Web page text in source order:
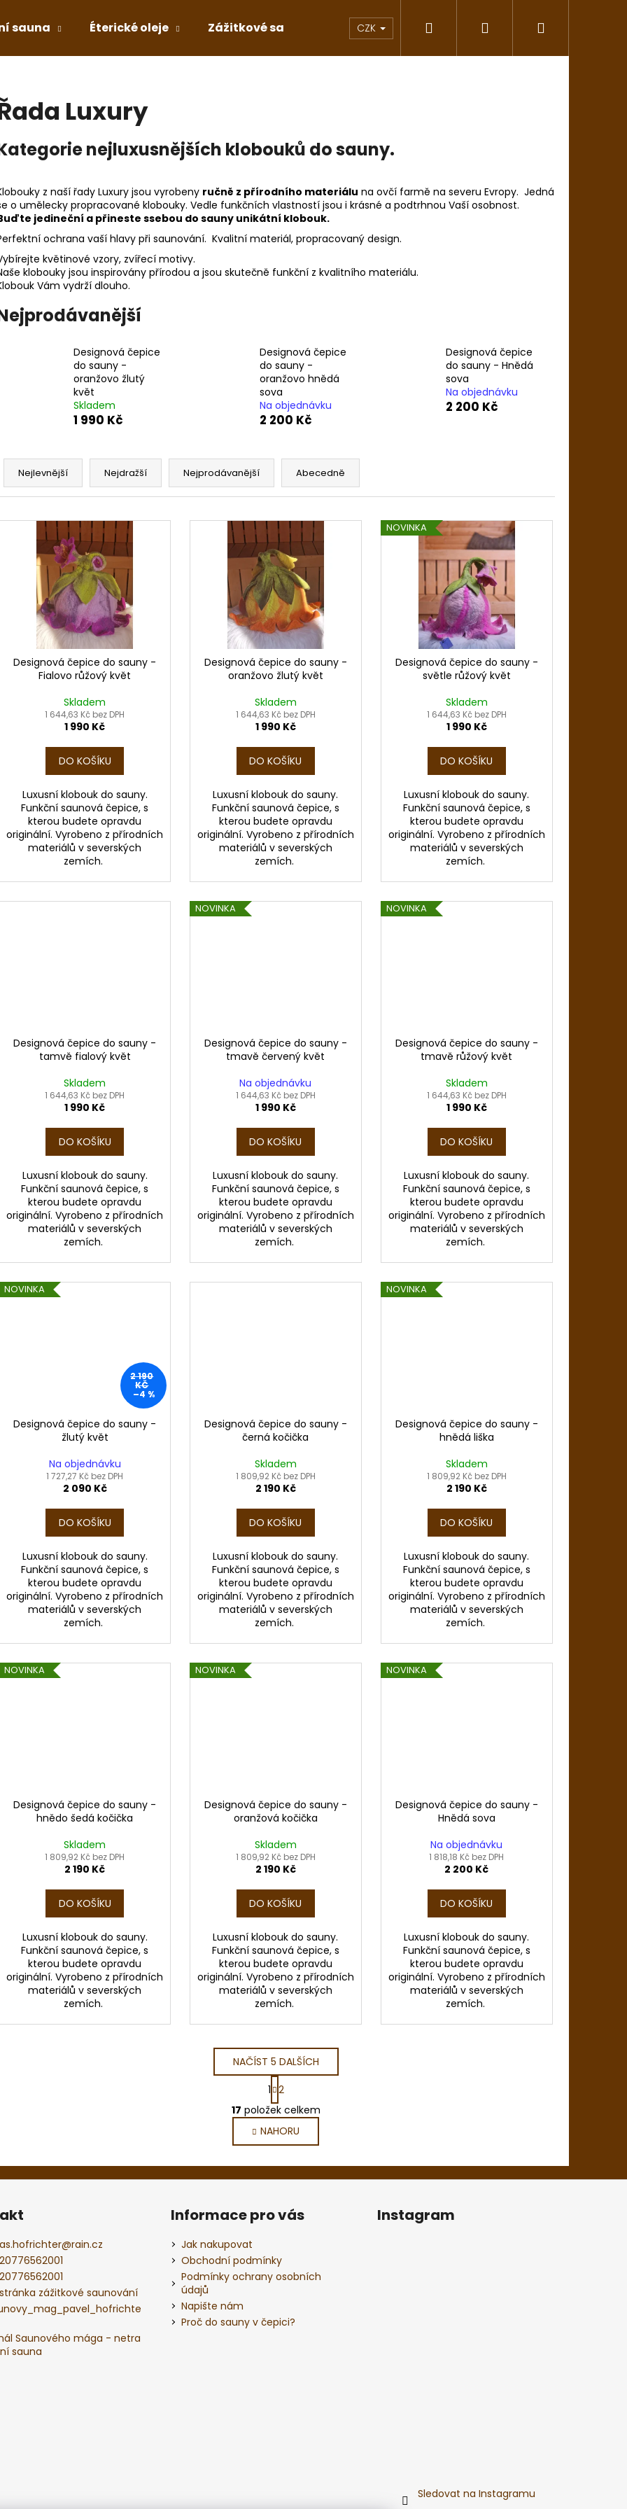
sauna Éterické oleje Zážitkové saunování Saunové klobouky Inspirace
CZK Přihlášení
Luxury
nejluxusnějších klobouků do sauny.
z naší řady Luxury jsou vyrobeny ručně z přírodního materiálu na ovčí farmě na severu Evropy. Jedná
o umělecky propracované klobouky. Vedle funkčních vlastností jsou i krásné a podtrhnou Vaší osobnost.
jedineční a přineste ssebou do sauny unikátní klobouk.
ochrana vaší hlavy při saunování. Kvalitní materiál, propracovaný design.
květinové vzory, zvířecí motivy.
klobouky jsou inspirovány přírodou a jsou skutečně funkční z kvalitního materiálu.
Vám vydrží dlouho.
Designová čepice
do sauny -
oranžovo žlutý
květ
Skladem
1 990 Kč
Designová čepice
do sauny -
oranžovo hnědá
sova
Na objednávku
2 200 Kč
Designová čepice
do sauny - Hnědá
sova
Na objednávku
2 200 Kč
Nejlevnější Nejdražší Nejprodávanější Abecedně
Designová čepice do sauny -
Fialovo růžový květ
Skladem
1 644,63 Kč bez DPH
1 990 Kč
DO KOŠÍKU
Luxusní klobouk do sauny.
Funkční saunová čepice, s
kterou budete opravdu
originální. Vyrobeno z přírodních
materiálů v severských
zemích.
Designová čepice do sauny -
oranžovo žlutý květ
Skladem
1 644,63 Kč bez DPH
1 990 Kč
DO KOŠÍKU
Luxusní klobouk do sauny.
Funkční saunová čepice, s
kterou budete opravdu
originální. Vyrobeno z přírodních
materiálů v severských
zemích.
NOVINKA
Designová čepice do sauny -
světle růžový květ
Skladem
1 644,63 Kč bez DPH
1 990 Kč
DO KOŠÍKU
Luxusní klobouk do sauny.
Funkční saunová čepice, s
kterou budete opravdu
originální. Vyrobeno z přírodních
materiálů v severských
zemích.
Designová čepice do sauny -
tamvě fialový květ
Skladem
1 644,63 Kč bez DPH
1 990 Kč
DO KOŠÍKU
Luxusní klobouk do sauny.
Funkční saunová čepice, s
kterou budete opravdu
originální. Vyrobeno z přírodních
materiálů v severských
zemích.
NOVINKA
Designová čepice do sauny -
tmavě červený květ
Na objednávku
1 644,63 Kč bez DPH
1 990 Kč
DO KOŠÍKU
Luxusní klobouk do sauny.
Funkční saunová čepice, s
kterou budete opravdu
originální. Vyrobeno z přírodních
materiálů v severských
zemích.
NOVINKA
Designová čepice do sauny -
tmavě růžový květ
Skladem
1 644,63 Kč bez DPH
1 990 Kč
DO KOŠÍKU
Luxusní klobouk do sauny.
Funkční saunová čepice, s
kterou budete opravdu
originální. Vyrobeno z přírodních
materiálů v severských
zemích.
NOVINKA
2 190
KČ
–4 %
Designová čepice do sauny -
žlutý květ
Na objednávku
1 727,27 Kč bez DPH
2 090 Kč
DO KOŠÍKU
Luxusní klobouk do sauny.
Funkční saunová čepice, s
kterou budete opravdu
originální. Vyrobeno z přírodních
materiálů v severských
zemích.
Designová čepice do sauny -
černá kočička
Skladem
1 809,92 Kč bez DPH
2 190 Kč
DO KOŠÍKU
Luxusní klobouk do sauny.
Funkční saunová čepice, s
kterou budete opravdu
originální. Vyrobeno z přírodních
materiálů v severských
zemích.
NOVINKA
Designová čepice do sauny -
hnědá liška
Skladem
1 809,92 Kč bez DPH
2 190 Kč
DO KOŠÍKU
Luxusní klobouk do sauny.
Funkční saunová čepice, s
kterou budete opravdu
originální. Vyrobeno z přírodních
materiálů v severských
zemích.
NOVINKA
Designová čepice do sauny -
hnědo šedá kočička
Skladem
1 809,92 Kč bez DPH
2 190 Kč
DO KOŠÍKU
Luxusní klobouk do sauny.
Funkční saunová čepice, s
kterou budete opravdu
originální. Vyrobeno z přírodních
materiálů v severských
zemích.
NOVINKA
Designová čepice do sauny -
oranžová kočička
Skladem
1 809,92 Kč bez DPH
2 190 Kč
DO KOŠÍKU
Luxusní klobouk do sauny.
Funkční saunová čepice, s
kterou budete opravdu
originální. Vyrobeno z přírodních
materiálů v severských
zemích.
NOVINKA
Designová čepice do sauny -
Hnědá sova
Na objednávku
1 818,18 Kč bez DPH
2 200 Kč
DO KOŠÍKU
Luxusní klobouk do sauny.
Funkční saunová čepice, s
kterou budete opravdu
originální. Vyrobeno z přírodních
materiálů v severských
zemích.
O
v
l
á
d
a
í
p
v
k
ý
NAČÍST 5 DALŠÍCH
S
t
r
á
n
k
í
1 2
17 položek celkem
NAHORU
Doporučujeme
RUČNÍK SAUNOVÉHO MISTRA -
@rain.cz
zážitkové saunování
Saunového mága - netra
sauna
Informace pro vás
Jak nakupovat
Obchodní podmínky
Podmínky ochrany osobních
údajů
Napište nám
Proč do sauny v čepici?
Instagram
Sledovat na Instagramu